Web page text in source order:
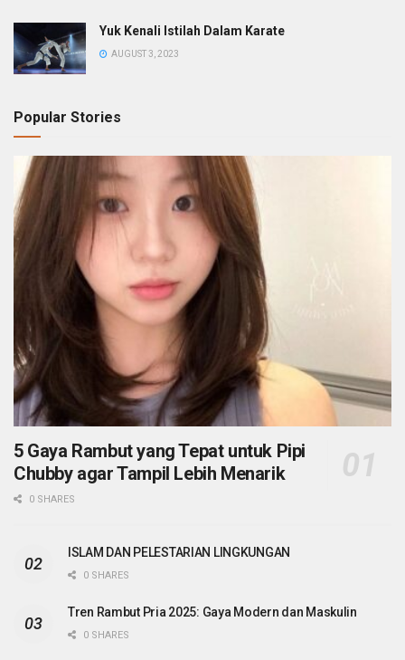
Yuk Kenali Istilah Dalam Karate
AUGUST 3, 2023
Popular Stories
5 Gaya Rambut yang Tepat untuk Pipi
Chubby agar Tampil Lebih Menarik
0 SHARES
ISLAM DAN PELESTARIAN LINGKUNGAN
0 SHARES
Tren Rambut Pria 2025: Gaya Modern dan Maskulin
0 SHARES